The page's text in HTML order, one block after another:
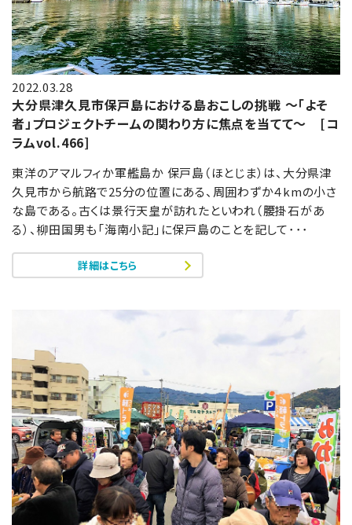
2022.03.28
大分県津久見市保戸島における島おこしの挑戦 ～「よそ
者」プロジェクトチームの関わり方に焦点を当てて～ [コ
ラムvol.466]
東洋のアマルフィか軍艦島か 保戸島（ほとじま）は、大分県津
久見市から航路で25分の位置にある、周囲わずか４kmの小さ
な島である。古くは景行天皇が訪れたといわれ（腰掛石があ
る）、柳田国男も「海南小記」に保戸島のことを記して･･･
詳細はこちら